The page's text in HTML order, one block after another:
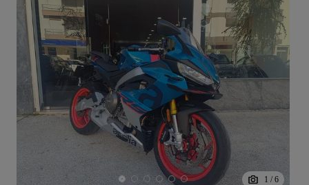
1 / 6